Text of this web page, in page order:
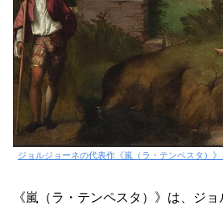
ジョルジョーネの代表作《嵐（ラ・テンペスタ）
《嵐（ラ・テンペスタ）》は、ジ